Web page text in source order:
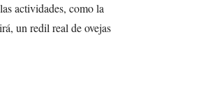
actividades, como la
un redil real de ovejas